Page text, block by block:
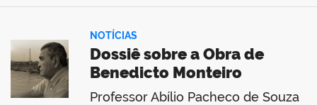
NOTÍCIAS
Dossiê sobre a Obra de
Benedicto Monteiro
Professor Abílio Pacheco de Souza